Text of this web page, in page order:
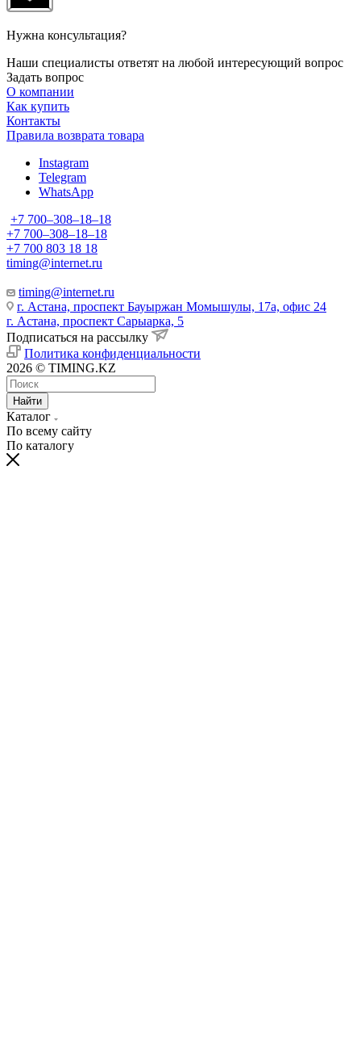
Нужна консультация?
Наши специалисты ответят на любой интересующий вопрос
Задать вопрос
О компании
Как купить
Контакты
Правила возврата товара
Instagram
Telegram
WhatsApp
+7 700‒308‒18‒18
+7 700‒308‒18‒18
+7 700 803 18 18
timing@internet.ru
timing@internet.ru
г. Астана, проспект Бауыржан Момышулы, 17а, офис 24
г. Астана, проспект Сарыарка, 5
Подписаться на рассылку
Политика конфиденциальности
2026 © TIMING.KZ
Найти
Каталог
По всему сайту
По каталогу